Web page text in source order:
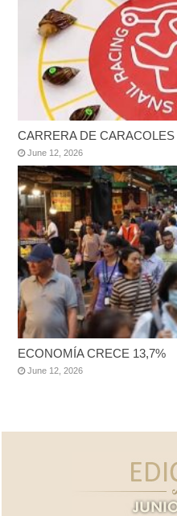
CARRERA DE CARACOLES
June 12, 2026
ECONOMÍA CRECE 13,7%
June 12, 2026